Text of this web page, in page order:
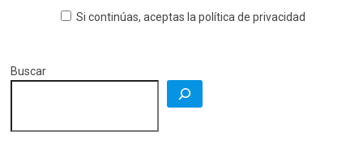
Si continúas, aceptas la política de privacidad
Buscar